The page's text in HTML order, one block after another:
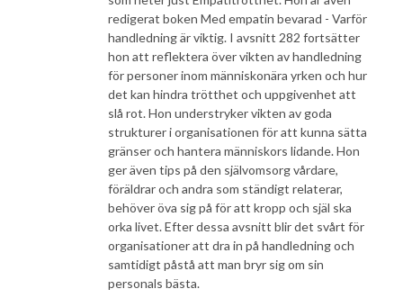
redigerat boken Med empatin bevarad - Varför
handledning är viktig. I avsnitt 282 fortsätter
hon att reflektera över vikten av handledning
för personer inom människonära yrken och hur
det kan hindra trötthet och uppgivenhet att
slå rot. Hon understryker vikten av goda
strukturer i organisationen för att kunna sätta
gränser och hantera människors lidande. Hon
ger även tips på den självomsorg vårdare,
föräldrar och andra som ständigt relaterar,
behöver öva sig på för att kropp och själ ska
orka livet. Efter dessa avsnitt blir det svårt för
organisationer att dra in på handledning och
samtidigt påstå att man bryr sig om sin
personals bästa.